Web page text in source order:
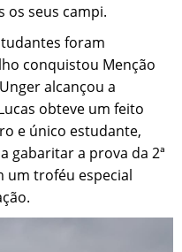
os seus campi.
foram
conquistou Menção
alcançou a
obteve um feito
e único estudante,
gabaritar a prova da 2ª
um troféu especial